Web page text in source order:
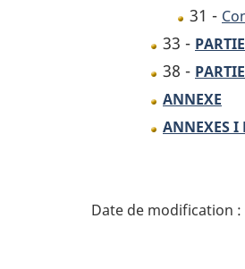
31 -
33 -
38 -
ANNEXE
ANNEXES I
Date de modification :